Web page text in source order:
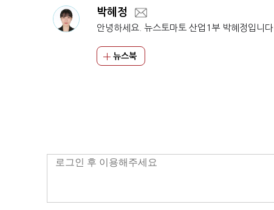
박혜정
안녕하세요. 뉴스토마토 산업1부 박혜정입니다.
뉴스북